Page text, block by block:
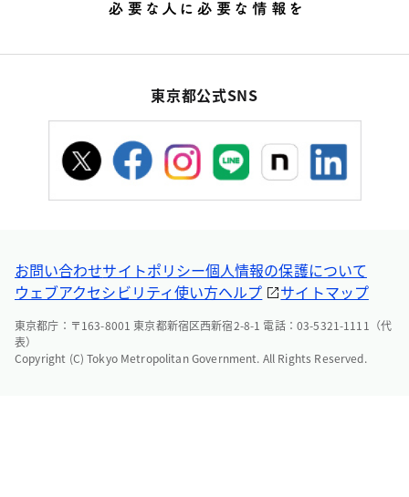
東京都公式SNS
お問い合わせサイトポリシー個人情報の保護について
ウェブアクセシビリティ使い方ヘルプ サイトマップ
東京都庁：〒163-8001 東京都新宿区西新宿2-8-1 電話：03-5321-1111（代
表）
Copyright (C) Tokyo Metropolitan Government. All Rights Reserved.